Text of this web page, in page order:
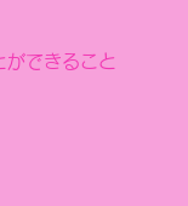
ができること